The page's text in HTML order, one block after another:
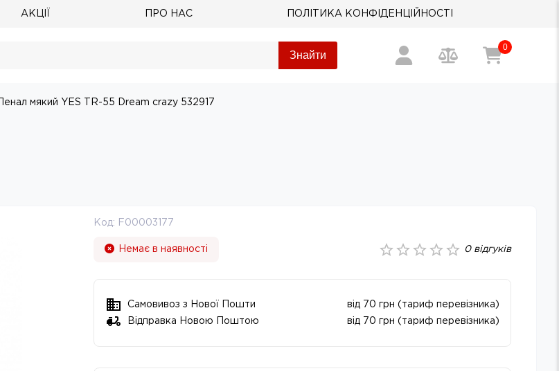
АКЦІЇ ПРО НАС ПОЛІТИКА КОНФІДЕНЦІЙНОСТІ
Знайти
0
Пенал мякий YES TR-55 Dream crazy 532917
Код: F00003177
Немає в наявності 0відгуків
Самовивоз з Нової Пошти
від 70 грн (тариф перевізника)
Відправка Новою Поштою
від 70 грн (тариф перевізника)